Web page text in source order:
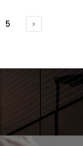
5